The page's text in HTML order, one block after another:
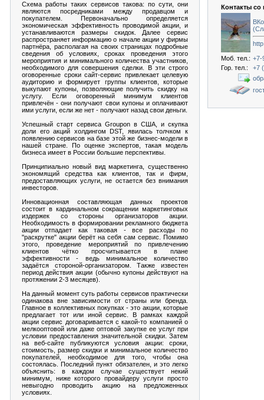
Схема работы таких сервисов такова: по сути, они
являются посредниками между продавцом и
покупателем. Первоначально определяется
экономическая эффективность проводимой акции, и
устанавливаются размеры скидок. Далее сервис
распространяет информацию о начале акции у фирмы
партнёра, располагая на своих страницах подробные
сведения об условиях, сроках проведения этого
мероприятия и минимального количества участников,
необходимого для совершения сделки. В эти строго
оговоренные сроки сайт-сервис привлекает целевую
аудиторию и формирует группы клиентов, которые
выкупают купоны, позволяющие получить скидку на
услугу. Если оговоренный минимум клиентов
привлечён - они получают свои купоны и оплачивают
ими услуги, если же нет - получают назад свои деньги.
Успешный старт сервиса Groupon в США, и скупка
доли его акций холдингом DST, явилась толчком к
появлению сервисов на базе этой же бизнес-модели в
нашей стране. По оценке экспертов, такая модель
бизнеса имеет в России большие перспективы.
Принципиально новый вид маркетинга, существенно
экономящий средства как клиентов, так и фирм,
предоставляющих услуги, не остается без внимания
инвесторов.
Инновационная составляющая данных проектов
состоит в кардинальном сокращении маркетинговых
издержек со стороны организаторов акции.
Необходимость в формировании рекламного бюджета
акции отпадает как таковая - все расходы по
"раскрутке" акции берёт на себя сам сервис. Помимо
этого, проведение мероприятий по привлечению
клиентов чётко просчитывается в плане
эффективности - ведь минимальное количество
задаётся стороной-организатором. Также известен
период действия акции (обычно купоны действуют на
протяжении 2-3 месяцев).
На данный момент суть работы сервисов практически
одинакова вне зависимости от страны или бренда.
Главное в коллективных покупках - это акции, которые
предлагает тот или иной сервис. В рамках каждой
акции сервис договаривается с какой-то компанией о
мелкооптовой или даже оптовой закупке ее услуг при
условии предоставления значительной скидки. Затем
на веб-сайте публикуются условия акции: сроки,
стоимость, размер скидки и минимальное количество
покупателей, необходимое для того, чтобы она
состоялась. Последний пункт обязателен, и это легко
объяснить: в каждом случае существует некий
минимум, ниже которого провайдеру услуги просто
невыгодно проводить акцию на предложенных
условиях.
Контакты
Моб. тел.: +7-
Гор. тел.:
+7